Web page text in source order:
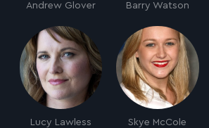
Andrew Glover Barry Watson
Lucy Lawless
Skye McCole